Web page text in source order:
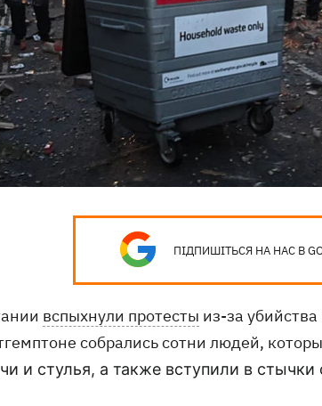
ПІДПИШІТЬСЯ НА НАС В
вспыхнули протесты из-за
собрались сотни людей,
и стулья, а также вступили в